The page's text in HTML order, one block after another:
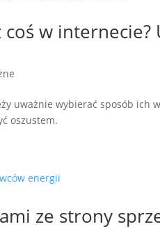
w internecie?
uważnie wybierać sposób ich
oszustem.
ze strony